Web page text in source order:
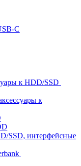
C
к HDD/SSD
к
SSD, интерфейсные